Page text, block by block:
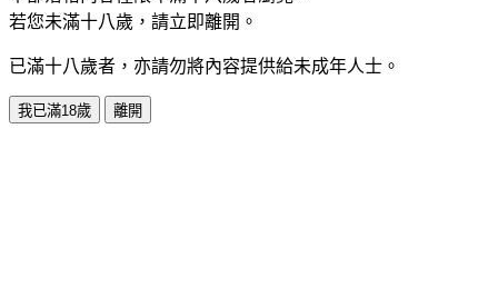
若您未滿十八歲，請立即離開。
已滿十八歲者，亦請勿將內容提供給未成年人士。
我已滿18歲 離開